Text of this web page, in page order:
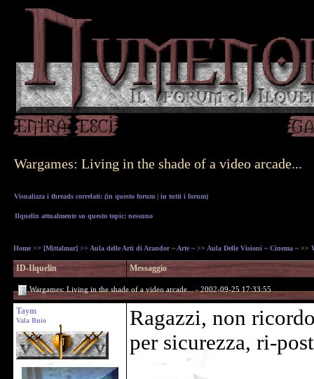
Wargames: Living in the shade of a video arcade...
Visualizza i threads correlati: (in questo forum | in tutti i forum)
Ilquelin attualmente su questo topic: nessuno
Home >> [Mittalmar] >> Aula delle Arti di Arandor ~ Arte ~ >> Aula Delle Visioni ~ Cinema ~ >>
ID-Ilquelin Messaggio
Wargames: Living in the shade of a video arcade... - 2002-09-25 17:33:55
Taym
Vala Buio
Ragazzi, non
per sicurezza, ri-